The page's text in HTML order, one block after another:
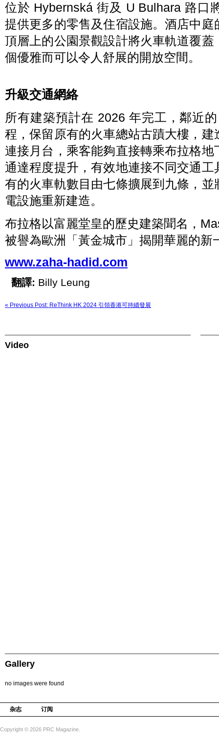
位於 Hybernská 街及 U Bulhara 路口
提供更多的零售及住宿設施。酒店中
頂層上的公園景觀設計將火車軌道覆
個優雅而可以令人舒展的開放空間。
升級交通網絡
所有建築預計在 2026 年完工，鄰近
程，保留原有的火車總站古蹟大樓，
連接月台，乘客能夠直接轉乘布拉格
通達程度提升，有效地連接不同交通
有的火車軌數目由七條擴展到九條，
電設施重新建造。
布拉格以富麗堂皇的歷史建築聞名，
被譽為歐洲「黃金城市」揭開華麗的新
www.zaha-hadid.com
翻譯: Billy Leung
« Previous Post: ReThink HK 2024 引領香港可持續發展
Video
Gallery
no images were found
杂志 订阅
Copyright © 2026 PRC Magazine.